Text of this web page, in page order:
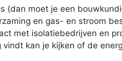
moet je een
en gas- en stroom
met isolatiebedrijven en
kan je kijken of de